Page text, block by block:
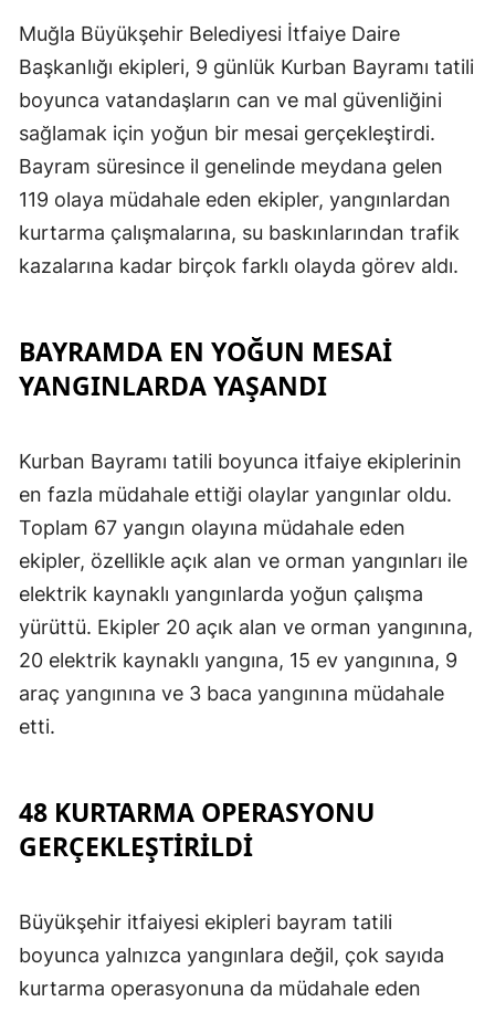
Muğla Büyükşehir Belediyesi İtfaiye Daire
Başkanlığı ekipleri, 9 günlük Kurban Bayramı tatili
boyunca vatandaşların can ve mal güvenliğini
sağlamak için yoğun bir mesai gerçekleştirdi.
Bayram süresince il genelinde meydana gelen
119 olaya müdahale eden ekipler, yangınlardan
kurtarma çalışmalarına, su baskınlarından trafik
kazalarına kadar birçok farklı olayda görev aldı.
BAYRAMDA EN YOĞUN MESAI
YANGINLARDA YAŞANDI
Kurban Bayramı tatili boyunca itfaiye ekiplerinin
en fazla müdahale ettiği olaylar yangınlar oldu.
Toplam 67 yangın olayına müdahale eden
ekipler, özellikle açık alan ve orman yangınları ile
elektrik kaynaklı yangınlarda yoğun çalışma
yürüttü. Ekipler 20 açık alan ve orman yangınına,
20 elektrik kaynaklı yangına, 15 ev yangınına, 9
araç yangınına ve 3 baca yangınına müdahale
etti.
48 KURTARMA OPERASYONU
GERÇEKLEŞTIRILDI
Büyükşehir itfaiyesi ekipleri bayram tatili
boyunca yalnızca yangınlara değil, çok sayıda
kurtarma operasyonuna da müdahale eden